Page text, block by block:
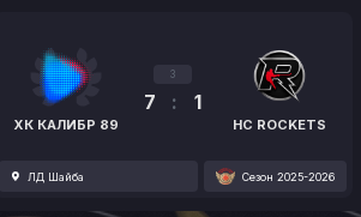
ХК КАЛИБР 89
3
7 : 1
HC ROCKETS
ЛД Шайба Сезон 2025-2026